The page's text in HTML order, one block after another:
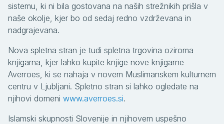
sistemu, ki ni bila gostovana na naših strežnikih prišla v
naše okolje, kjer bo od sedaj redno vzdrževana in
nadgrajevana.
Nova spletna stran je tudi spletna trgovina oziroma
knjigarna, kjer lahko kupite knjige nove knjigarne
Averroes, ki se nahaja v novem Muslimanskem kulturnem
centru v Ljubljani. Spletno stran si lahko ogledate na
njihovi domeni www.averroes.si.
Islamski skupnosti Slovenije in njihovem uspešno